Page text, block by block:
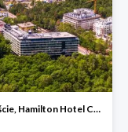
Świnoujście, Hamilton Hotel Conference SPA & Wellness -20%